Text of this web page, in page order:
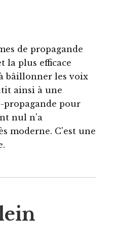
de propagande
la plus efficace
bâillonner les voix
ainsi à une
propagande pour
nul n'a
moderne. C'est une